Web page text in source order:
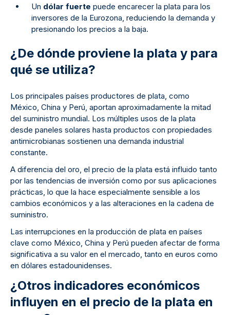
Un dólar fuerte puede encarecer la plata para los
inversores de la Eurozona, reduciendo la demanda y
presionando los precios a la baja.
¿De dónde proviene la plata y para
qué se utiliza?
Los principales países productores de plata, como
México, China y Perú, aportan aproximadamente la mitad
del suministro mundial. Los múltiples usos de la plata
desde paneles solares hasta productos con propiedades
antimicrobianas sostienen una demanda industrial
constante.
A diferencia del oro, el precio de la plata está influido tanto
por las tendencias de inversión como por sus aplicaciones
prácticas, lo que la hace especialmente sensible a los
cambios económicos y a las alteraciones en la cadena de
suministro.
Las interrupciones en la producción de plata en países
clave como México, China y Perú pueden afectar de forma
significativa a su valor en el mercado, tanto en euros como
en dólares estadounidenses.
¿Otros indicadores económicos
influyen en el precio de la plata en